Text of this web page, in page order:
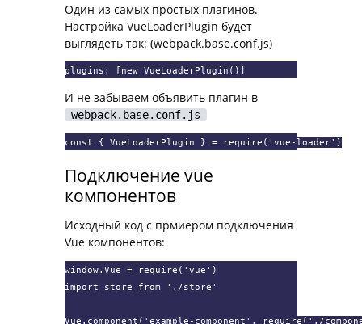
Один из самых простых плагинов.
Настройка VueLoaderPlugin будет
выглядеть так: (webpack.base.conf.js)
plugins: [new VueLoaderPlugin()]
И не забываем объявить плагин в
webpack.base.conf.js
const { VueLoaderPlugin } = require('vue-loader')
Подключение vue
компонентов
Исходный код с прмиером подключения
Vue компонентов:
window.Vue = require('vue')
import store from './store'
Vue.component('example-component', require('./